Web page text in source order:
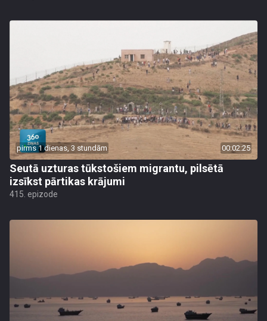
pirms 1 dienas, 3 stundām 00:02:25
Seutā uzturas tūkstošiem migrantu, pilsētā
izsīkst pārtikas krājumi
415. epizode